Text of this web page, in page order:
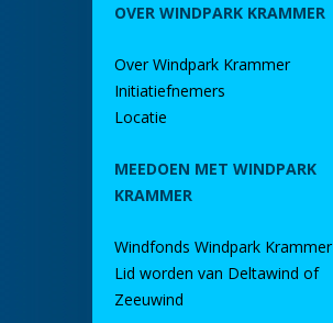
OVER WINDPARK KRAMMER
Over Windpark Krammer
Initiatiefnemers
Locatie
MEEDOEN MET WINDPARK
KRAMMER
Windfonds Windpark Krammer
Lid worden van Deltawind of
Zeeuwind